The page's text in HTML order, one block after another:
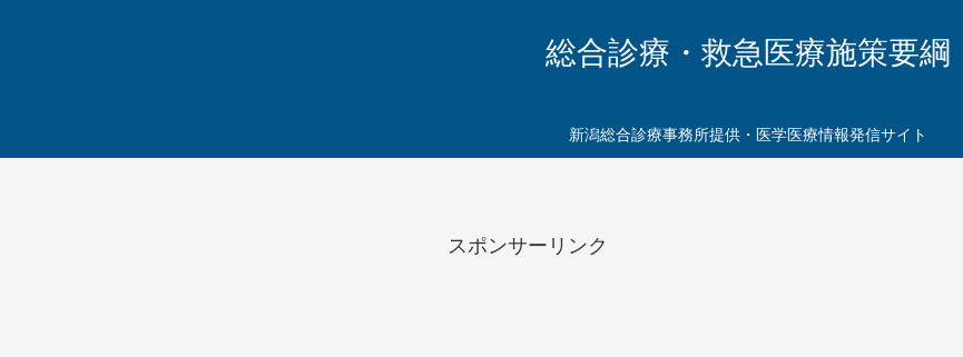
総合診療・救急医療施策要綱
新潟総合診療事務所提供・医学医療情報発信サイト
スポンサーリンク